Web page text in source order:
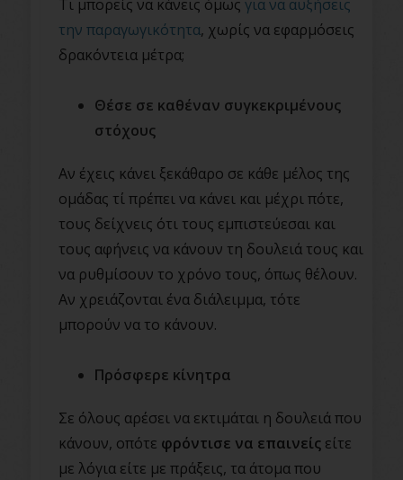
Τι μπορείς να κάνεις όμως για να αυξήσεις
την παραγωγικότητα, χωρίς να εφαρμόσεις
δρακόντεια μέτρα;
Θέσε σε καθέναν συγκεκριμένους
στόχους
Αν έχεις κάνει ξεκάθαρο σε κάθε μέλος της
ομάδας τί πρέπει να κάνει και μέχρι πότε,
τους δείχνεις ότι τους εμπιστεύεσαι και
τους αφήνεις να κάνουν τη δουλειά τους και
να ρυθμίσουν το χρόνο τους, όπως θέλουν.
Αν χρειάζονται ένα διάλειμμα, τότε
μπορούν να το κάνουν.
Πρόσφερε κίνητρα
Σε όλους αρέσει να εκτιμάται η δουλειά που
κάνουν, οπότε φρόντισε να επαινείς είτε
με λόγια είτε με πράξεις, τα άτομα που